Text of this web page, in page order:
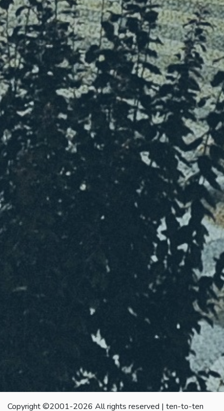
Copyright ©2001-2026 All rights reserved | ten-to-ten